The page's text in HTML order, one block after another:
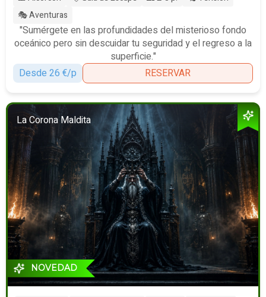
🎭 Aventuras
"Sumérgete en las profundidades del misterioso fondo
oceánico pero sin descuidar tu seguridad y el regreso a la
superficie."
Desde 26 €/p
RESERVAR
La Corona Maldita
NOVEDAD